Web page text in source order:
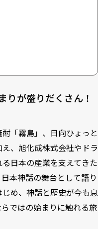
りが盛りだくさん！
「霧島」、日向ひょっと
、旭化成株式会社やドラ
日本の産業を支えてきた
本神話の舞台として語り
め、神話と歴史が今も息
ではの始まりに触れる旅